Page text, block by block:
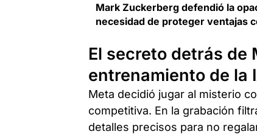
Mark Zuckerberg defendió la
necesidad de proteger ventajas
El secreto detrás de
entrenamiento de la
Meta decidió jugar al misterio
competitiva. En la grabación
detalles precisos para no